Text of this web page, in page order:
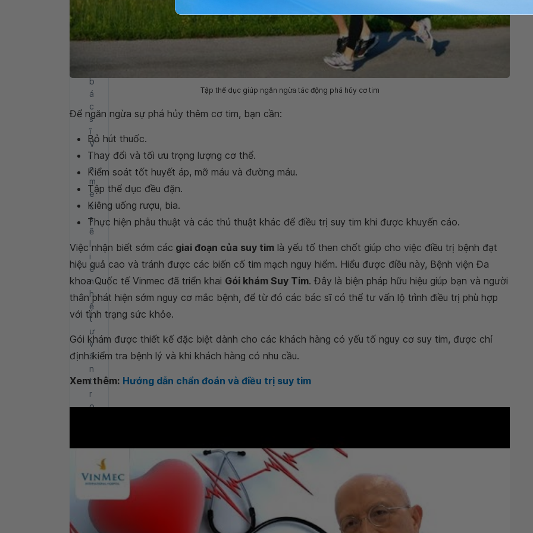
i
b
á
c
s
ĩ
V
i
n
m
e
c
s
ẽ
l
i
ê
n
h
ệ
t
ư
v
ấ
n
t
r
o
i
HS
Tập thể dục giúp ngăn ngừa tác động phá hủy cơ tim
Để ngăn ngừa sự phá hủy thêm cơ tim, bạn cần:
Bỏ hút thuốc.
Thay đổi và tối ưu trọng lượng cơ thể.
Kiểm soát tốt huyết áp, mỡ máu và đường máu.
Tập thể dục đều đặn.
Kiêng uống rượu, bia.
Thực hiện phẫu thuật và các thủ thuật khác để điều trị suy tim khi được khuyến cáo.
Việc nhận biết sớm các giai đoạn của suy tim là yếu tố then chốt giúp cho việc điều trị bệnh đạt
hiệu quả cao và tránh được các biến cố tim mạch nguy hiểm. Hiểu được điều này, Bệnh viện Đa
khoa Quốc tế Vinmec đã triển khai Gói khám Suy Tim. Đây là biện pháp hữu hiệu giúp bạn và người
thân phát hiện sớm nguy cơ mắc bệnh, để từ đó các bác sĩ có thể tư vấn lộ trình điều trị phù hợp
với tình trạng sức khỏe.
Gói khám được thiết kế đặc biệt dành cho các khách hàng có yếu tố nguy cơ suy tim, được chỉ
định kiểm tra bệnh lý và khi khách hàng có nhu cầu.
Xem thêm: Hướng dẫn chẩn đoán và điều trị suy tim